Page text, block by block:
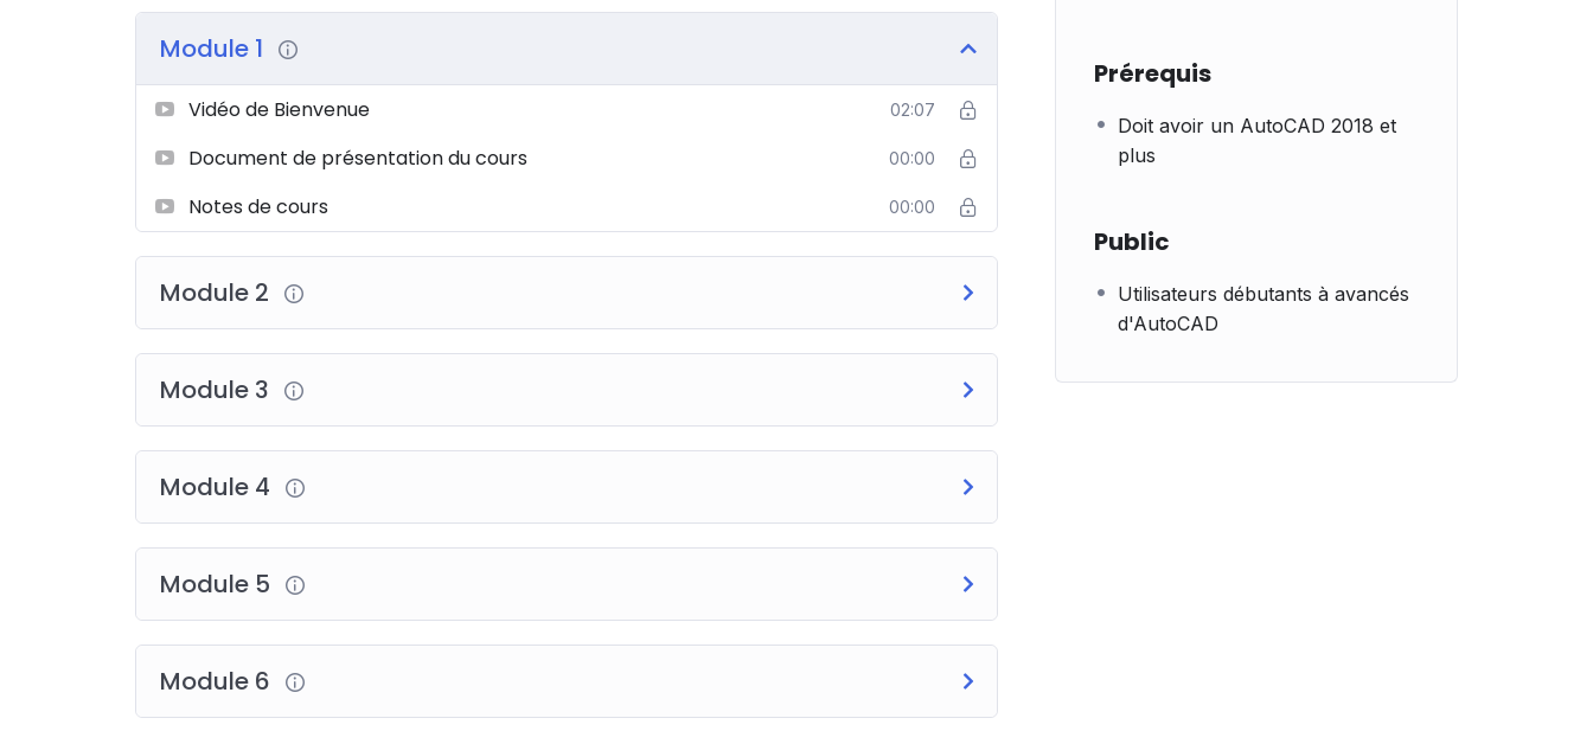
Module 1
Vidéo de Bienvenue 02:07
Document de présentation du cours 00:00
Notes de cours 00:00
Module 2
Module 3
Module 4
Module 5
Module 6
Prérequis
Doit avoir un AutoCAD 2018 et
plus
Public
Utilisateurs débutants à avancés
d'AutoCAD